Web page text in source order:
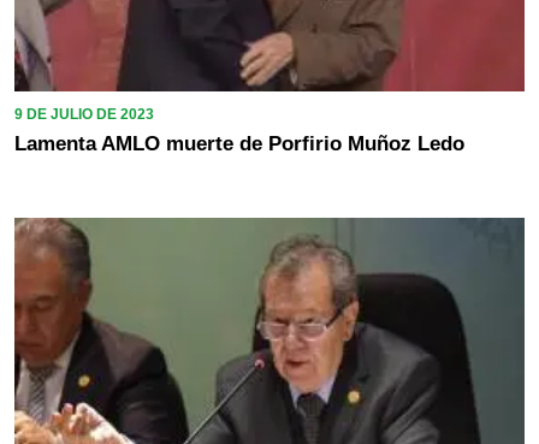
9 DE JULIO DE 2023
Lamenta AMLO muerte de Porfirio Muñoz Ledo